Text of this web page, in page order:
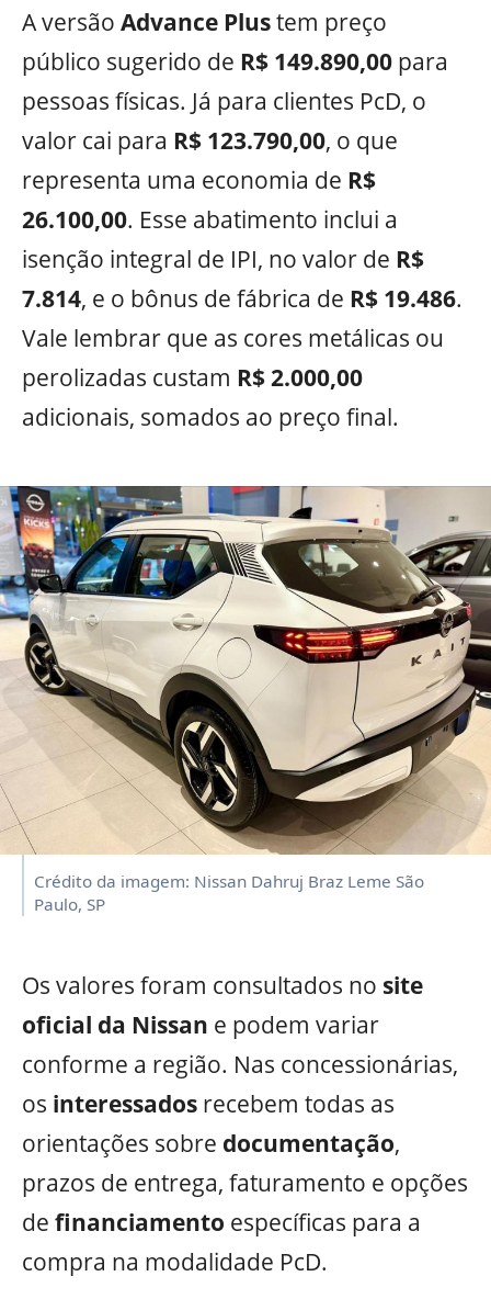
A versão Advance Plustem preço
público sugerido de R$ 149.890,00 para
pessoas físicas. Já para clientes PcD, o
valor cai para R$ 123.790,00, o que
representa uma economia de R$
26.100,00. Esse abatimento inclui a
isenção integral de IPI, no valor de R$
7.814, e o bônus de fábrica de R$ 19.486.
Vale lembrar que as cores metálicas ou
perolizadas custam R$ 2.000,00
adicionais, somados ao preço final.
Crédito da imagem: Nissan Dahruj Braz Leme São
Paulo, SP
Os valores foram consultados no site
oficial da Nissan e podem variar
conforme a região. Nas concessionárias,
os interessados recebem todas as
orientações sobre documentação,
prazos de entrega, faturamento e opções
de financiamento específicas para a
compra na modalidade PcD.